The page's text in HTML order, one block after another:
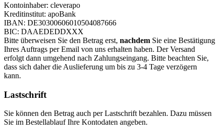
Kontoinhaber: cleverapo
Kreditinstitut: apoBank
IBAN: DE30300606010504087666
BIC: DAAEDEDDXXX
Bitte überweisen Sie den Betrag erst, nachdem Sie eine Bestätigung
Ihres Auftrags per Email von uns erhalten haben. Der Versand
erfolgt dann umgehend nach Zahlungseingang. Bitte beachten Sie,
dass sich daher die Auslieferung um bis zu 3-4 Tage verzögern
kann.
Lastschrift
Sie können den Betrag auch per Lastschrift bezahlen. Dazu müssen
Sie im Bestellablauf Ihre Kontodaten angeben.